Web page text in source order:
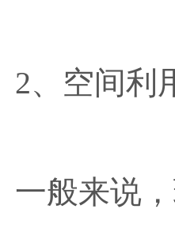
2、空间利
一般来说，